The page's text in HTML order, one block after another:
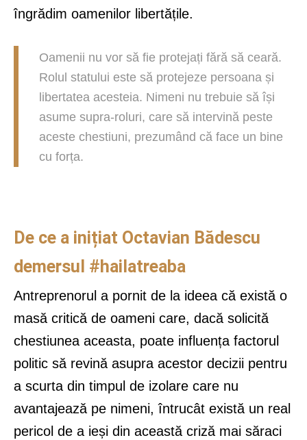
îngrădim oamenilor libertățile.
Oamenii nu vor să fie protejați fără să ceară.
Rolul statului este să protejeze persoana și
libertatea acesteia. Nimeni nu trebuie să își
asume supra-roluri, care să intervină peste
aceste chestiuni, prezumând că face un bine
cu forța.
De ce a inițiat Octavian Bădescu
demersul #hailatreaba
Antreprenorul a pornit de la ideea că există o
masă critică de oameni care, dacă solicită
chestiunea aceasta, poate influența factorul
politic să revină asupra acestor decizii pentru
a scurta din timpul de izolare care nu
avantajează pe nimeni, întrucât există un real
pericol de a ieși din această criză mai săraci